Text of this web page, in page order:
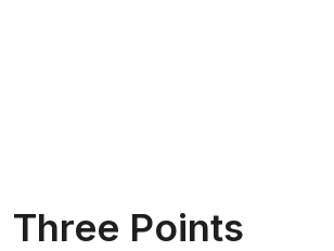
Three Points